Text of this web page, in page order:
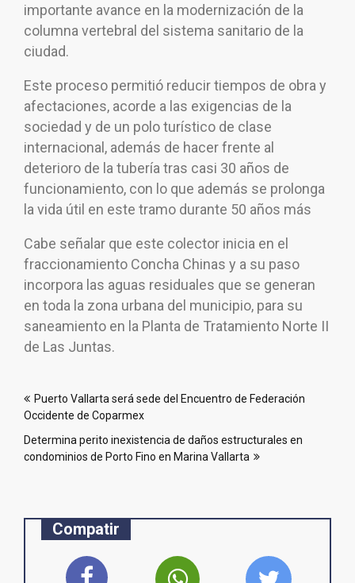
importante avance en la modernización de la
columna vertebral del sistema sanitario de la
ciudad.
Este proceso permitió reducir tiempos de obra y
afectaciones, acorde a las exigencias de la
sociedad y de un polo turístico de clase
internacional, además de hacer frente al
deterioro de la tubería tras casi 30 años de
funcionamiento, con lo que además se prolonga
la vida útil en este tramo durante 50 años más
Cabe señalar que este colector inicia en el
fraccionamiento Concha Chinas y a su paso
incorpora las aguas residuales que se generan
en toda la zona urbana del municipio, para su
saneamiento en la Planta de Tratamiento Norte II
de Las Juntas.
de
entradas
Puerto Vallarta será sede del Encuentro de Federación
Occidente de Coparmex
Determina perito inexistencia de daños estructurales en
condominios de Porto Fino en Marina Vallarta
Compatir